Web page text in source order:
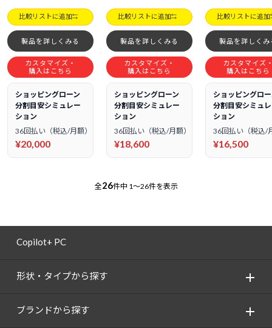
比較リストに追加
製品を詳しくみる
カスタマイズ・
購入はこちら
ショッピングローン
分割目安シミュレー
ション
36回払い（税込/月額）
¥20,000
比較リストに追加
製品を詳しくみる
カスタマイズ・
購入はこちら
ショッピングローン
分割目安シミュレー
ション
36回払い（税込/月額）
¥18,600
比較リストに追加
製品を詳しくみ
カスタマイズ
購入はこちら
ショッピングロ
分割目安シミュ
ション
36回払い（税込/
¥16,500
全26件中 1～26件を表示
Copilot+ PC
形状・タイプから探す
ブランドから探す